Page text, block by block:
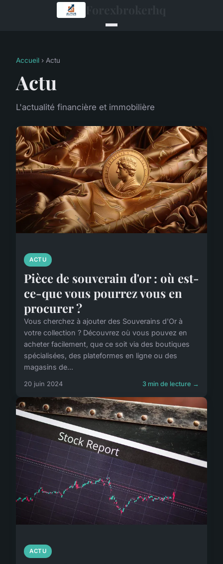
Accueil › Actu
Actu
L'actualité financière et immobilière
ACTU
Pièce de souverain d'or : où est-
ce-que vous pourrez vous en
procurer ?
Vous cherchez à ajouter des Souverains d'Or à
votre collection ? Découvrez où vous pouvez en
acheter facilement, que ce soit via des boutiques
spécialisées, des plateformes en ligne ou des
magasins de...
20 juin 2024 3 min de lecture →
ACTU